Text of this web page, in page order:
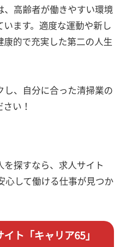
高齢者が働きやすい環境
ます。適度な運動や新し
的で充実した第二の人生
、自分に合った清掃業の
い！
探すなら、求人サイト
心して働ける仕事が見つか
ト「キャリア65」